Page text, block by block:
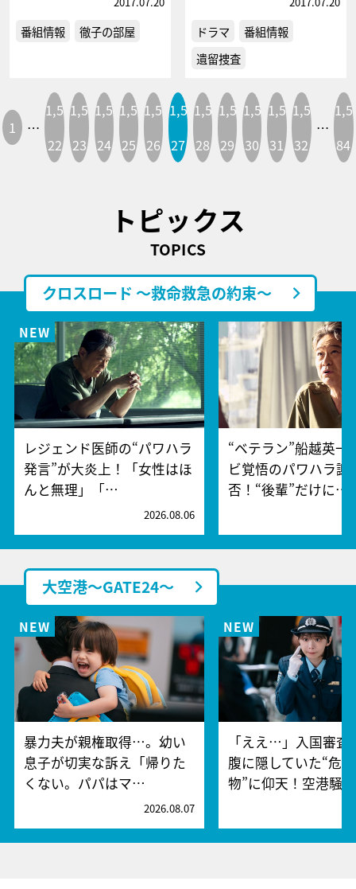
番組情報 徹子の部屋 ドラマ
番組情報
遺留捜査
1 …
1,5
22
1,5
23
1,5
24
1,5
25
1,5
26
1,5
27
1,5
28
1,5
29
1,5
30
1,5
31
1,5
32
…
1,5
84
トピックス
TOPICS
クロスロード ～救命救急の約束～
レジェンド医師の“パワハラ
発言”が大炎上！「女性はほ
んと無理」「…
2026.08.06
“ベテラン”船越英一
ビ覚悟のパワハラ謝
否！“後輩”だけに…
大空港～GATE24～
暴力夫が親権取得…。幼い
息子が切実な訴え「帰りた
くない。パパはマ…
2026.08.07
「ええ…」入国審査
腹に隠していた“危
物”に仰天！空港騒